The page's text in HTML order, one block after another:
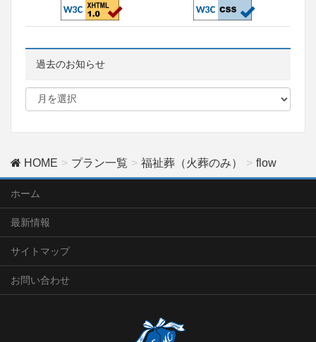
過去のお知らせ
HOME プラン一覧 福祉葬（火葬のみ） flow
ホーム
最新情報
サイトマップ
お問い合わせ